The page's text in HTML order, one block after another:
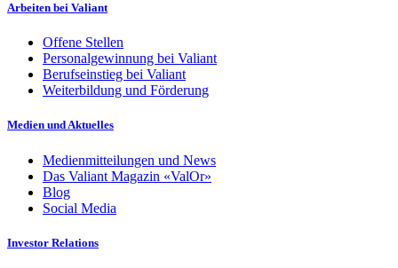
Arbeiten bei Valiant
Offene Stellen
Personalgewinnung bei Valiant
Berufseinstieg bei Valiant
Weiterbildung und Förderung
Medien und Aktuelles
Medienmitteilungen und News
Das Valiant Magazin «ValOr»
Blog
Social Media
Investor Relations